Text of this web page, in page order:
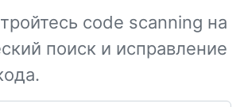
code scanning на
поиск и исправление